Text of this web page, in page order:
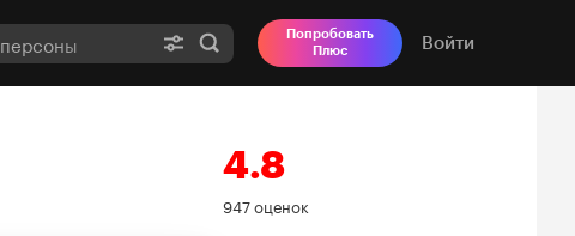
Попробовать
Плюс
Войти
4.8
Рейтинг
947 оценок